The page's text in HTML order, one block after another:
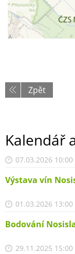
Zpět
Kalendář
07.03.2026 10:00
Výstava vín
01.03.2026 13:00
Bodování
29.11.2025 15:00